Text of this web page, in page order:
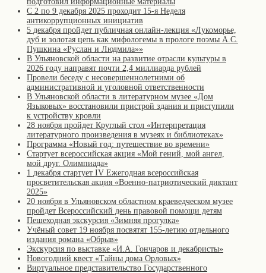
С 2 по 9 декабря 2025 проходит 15-я Неделя
антикоррупционных инициатив
5 декабря пройдет публичная онлайн-лекция «Лукоморье,
дуб и золотая цепь как мифологемы в прологе поэмы А.С.
Пушкина «Руслан и Людмила»»
В Ульяновской области на развитие отрасли культуры в
2026 году направят почти 2,4 миллиарда рублей
Провели беседу с несовершеннолетними об
административной и уголовной ответственности
В Ульяновской области в литературном музее «Дом
Языковых» восстановили пристрой здания и приступили
к устройству кровли
28 ноября пройдет Круглый стол «Интерпретация
литературного произведения в музеях и библиотеках»
Программа «Новый год: путешествие во времени»
Стартует всероссийская акция «Мой гений, мой ангел,
мой друг. Олимпиада»
1 декабря стартует IV Ежегодная всероссийская
просветительская акция «Военно-патриотический диктант
2025»
20 ноября в Ульяновском областном краеведческом музее
пройдет Всероссийский день правовой помощи детям
Пешеходная экскурсия «Зимняя прогулка»
Учёный совет 19 ноября посвятят 155-летию отдельного
издания романа «Обрыв»
Экскурсия по выставке «И.А. Гончаров и декабристы»
Новогодний квест «Тайны дома Орловых»
Виртуальное представительство Государственного